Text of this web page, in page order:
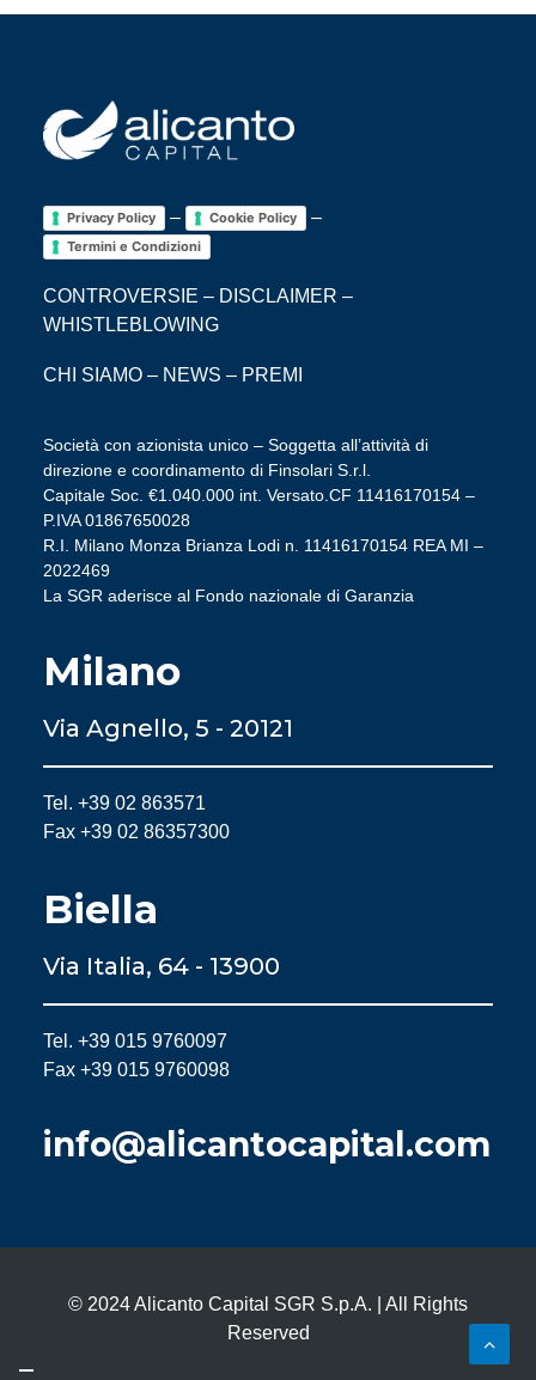
Privacy Policy – Cookie Policy –
Termini e Condizioni
CONTROVERSIE – DISCLAIMER –
WHISTLEBLOWING
CHI SIAMO – NEWS – PREMI
Società con azionista unico – Soggetta all’attività di
direzione e coordinamento di Finsolari S.r.l.
Capitale Soc. €1.040.000 int. Versato.CF 11416170154 –
P.IVA 01867650028
R.I. Milano Monza Brianza Lodi n. 11416170154 REA MI –
2022469
La SGR aderisce al Fondo nazionale di Garanzia
Milano
Via Agnello, 5 - 20121
Tel. +39 02 863571
Fax +39 02 86357300
Biella
Via Italia, 64 - 13900
Tel. +39 015 9760097
Fax +39 015 9760098
info@alicantocapital.com
© 2024 Alicanto Capital SGR S.p.A. | All Rights
Reserved